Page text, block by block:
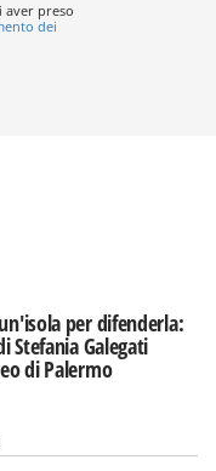
aver preso
dei
per difenderla:
Stefania Galegati
di Palermo